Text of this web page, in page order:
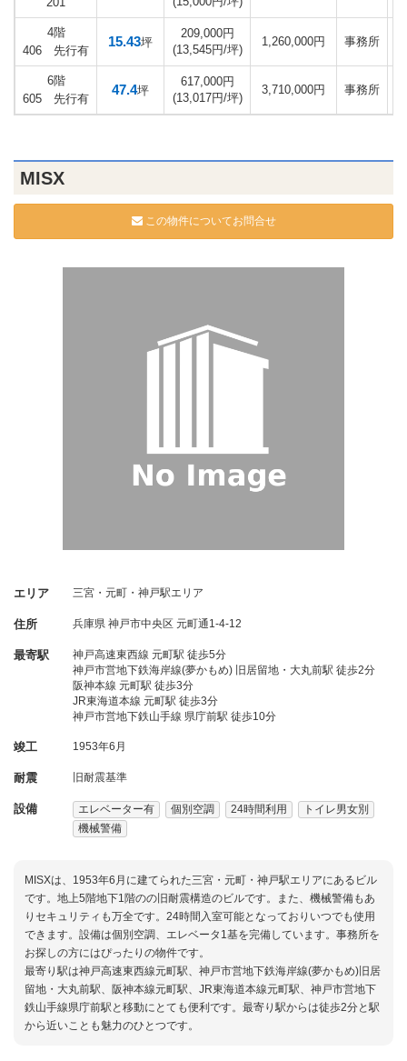
4階
406 先行有
15.43坪
209,000円
(13,545円/坪)
1,260,000円 事務所
6階
605 先行有
47.4坪
617,000円
(13,017円/坪)
3,710,000円 事務所
MISX
この物件についてお問合せ
エリア 三宮・元町・神戸駅エリア
住所 兵庫県 神戸市中央区 元町通1-4-12
最寄駅
神戸高速東西線 元町駅 徒歩5分
神戸市営地下鉄海岸線(夢かもめ) 旧居留地・大丸前駅 徒歩2分
阪神本線 元町駅 徒歩3分
JR東海道本線 元町駅 徒歩3分
神戸市営地下鉄山手線 県庁前駅 徒歩10分
竣工 1953年6月
耐震 旧耐震基準
設備 エレベーター有 個別空調 24時間利用
トイレ男女別
機械警備
MISXは、1953年6月に建てられた三宮・元町・神戸駅エリアにあるビル
です。地上5階地下1階のの旧耐震構造のビルです。また、機械警備もあ
りセキュリティも万全です。24時間入室可能となっておりいつでも使用
できます。設備は個別空調、エレベータ1基を完備しています。事務所を
お探しの方にはぴったりの物件です。
最寄り駅は神戸高速東西線元町駅、神戸市営地下鉄海岸線(夢かもめ)旧居
留地・大丸前駅、阪神本線元町駅、JR東海道本線元町駅、神戸市営地下
鉄山手線県庁前駅と移動にとても便利です。最寄り駅からは徒歩2分と駅
から近いことも魅力のひとつです。